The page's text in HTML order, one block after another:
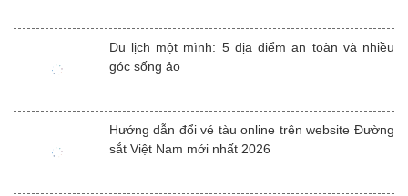
Du lịch một mình: 5 địa điểm an toàn và nhiều
góc sống ảo
Hướng dẫn đổi vé tàu online trên website Đường
sắt Việt Nam mới nhất 2026